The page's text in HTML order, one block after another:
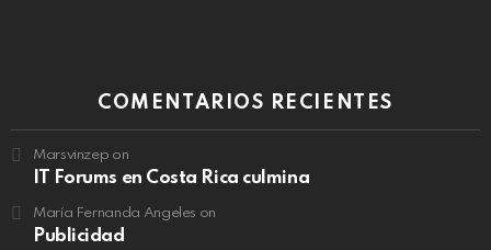
COMENTARIOS RECIENTES
Marsvinzep on
IT Forums en Costa Rica culmina
María Fernanda Angeles on
Publicidad